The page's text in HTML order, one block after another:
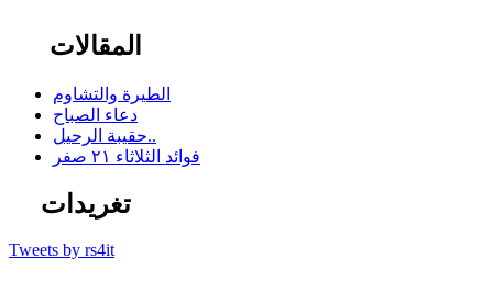
المقالات
الطيرة والتشاوم
دعاء الصباح
حقيبة الرحيل..
فوائد الثلاثاء ٢١ صفر
تغريدات
Tweets by rs4it